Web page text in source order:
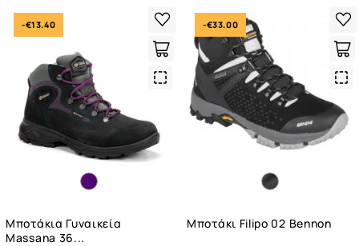
Μποτάκια Γυναικεία
Massana 36...
Quick
-€13.40
Μποτάκι Filipo 02 Bennon
-€33.00